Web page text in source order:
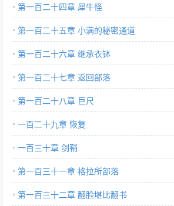
第一百二十四章 犀牛怪
第一百二十五章 小满的秘密通道
第一百二十六章 继承衣钵
第一百二十七章 返回部落
第一百二十八章 巨尺
一百二十九章 恢复
一百三十章 剑鞘
第一百三十一章 格拉所部落
第一百三十二章 翻脸堪比翻书